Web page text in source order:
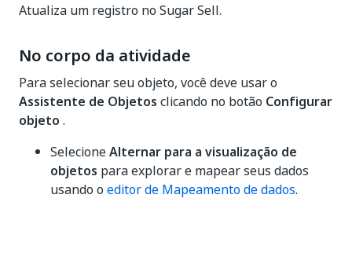
Atualiza um registro no Sugar Sell.
No corpo da atividade
Para selecionar seu objeto, você deve usar o
Assistente de Objetos clicando no botão Configurar
objeto .
SelecioneAlternar para a visualização de
objetos para explorar e mapear seus dados
usando o editor de Mapeamento de dados.